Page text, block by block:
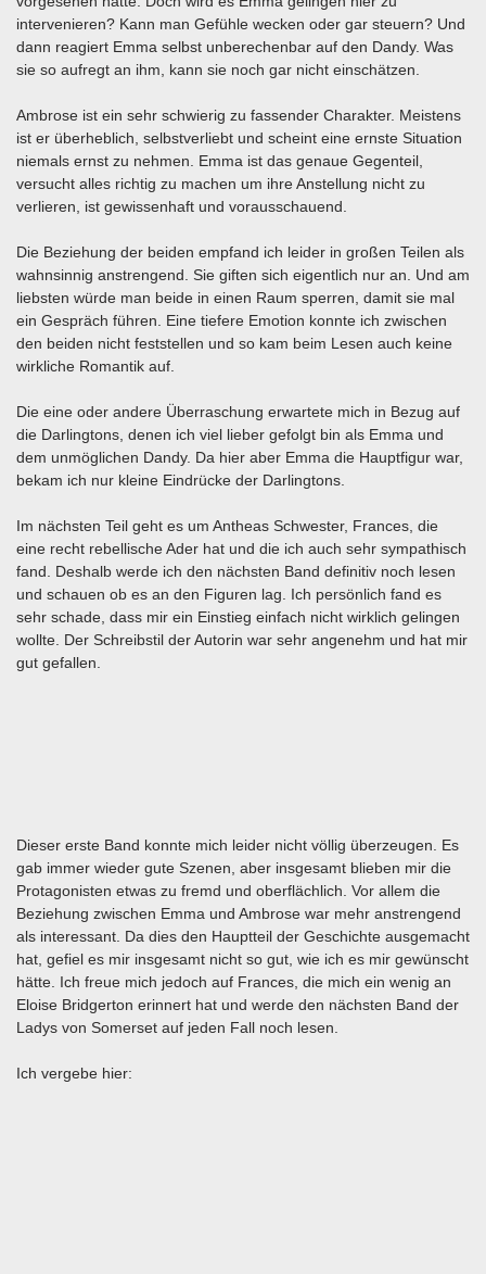
intervenieren? Kann man Gefühle wecken oder gar steuern? Und
dann reagiert Emma selbst unberechenbar auf den Dandy. Was
sie so aufregt an ihm, kann sie noch gar nicht einschätzen.
Ambrose ist ein sehr schwierig zu fassender Charakter. Meistens
ist er überheblich, selbstverliebt und scheint eine ernste Situation
niemals ernst zu nehmen. Emma ist das genaue Gegenteil,
versucht alles richtig zu machen um ihre Anstellung nicht zu
verlieren, ist gewissenhaft und vorausschauend.
Die Beziehung der beiden empfand ich leider in großen Teilen als
wahnsinnig anstrengend. Sie giften sich eigentlich nur an. Und am
liebsten würde man beide in einen Raum sperren, damit sie mal
ein Gespräch führen. Eine tiefere Emotion konnte ich zwischen
den beiden nicht feststellen und so kam beim Lesen auch keine
wirkliche Romantik auf.
Die eine oder andere Überraschung erwartete mich in Bezug auf
die Darlingtons, denen ich viel lieber gefolgt bin als Emma und
dem unmöglichen Dandy. Da hier aber Emma die Hauptfigur war,
bekam ich nur kleine Eindrücke der Darlingtons.
Im nächsten Teil geht es um Antheas Schwester, Frances, die
eine recht rebellische Ader hat und die ich auch sehr sympathisch
fand. Deshalb werde ich den nächsten Band definitiv noch lesen
und schauen ob es an den Figuren lag. Ich persönlich fand es
sehr schade, dass mir ein Einstieg einfach nicht wirklich gelingen
wollte. Der Schreibstil der Autorin war sehr angenehm und hat mir
gut gefallen.
Dieser erste Band konnte mich leider nicht völlig überzeugen. Es
gab immer wieder gute Szenen, aber insgesamt blieben mir die
Protagonisten etwas zu fremd und oberflächlich. Vor allem die
Beziehung zwischen Emma und Ambrose war mehr anstrengend
als interessant. Da dies den Hauptteil der Geschichte ausgemacht
hat, gefiel es mir insgesamt nicht so gut, wie ich es mir gewünscht
hätte. Ich freue mich jedoch auf Frances, die mich ein wenig an
Eloise Bridgerton erinnert hat und werde den nächsten Band der
Ladys von Somerset auf jeden Fall noch lesen.
Ich vergebe hier: